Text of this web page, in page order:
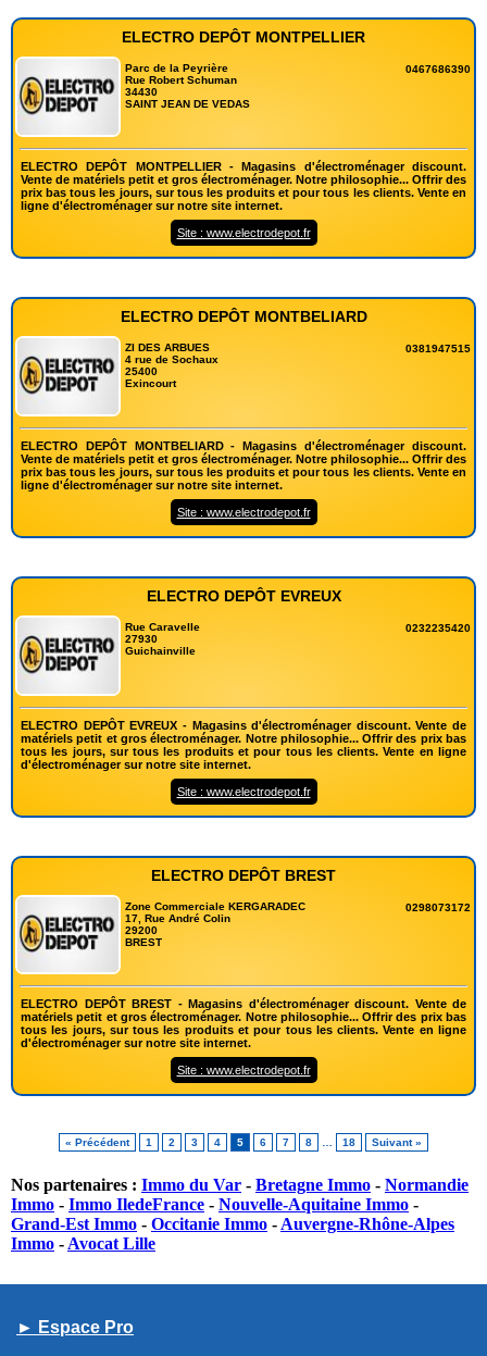
ELECTRO DEPÔT MONTPELLIER
Parc de la Peyrière
Rue Robert Schuman
34430
SAINT JEAN DE VEDAS
0467686390
ELECTRO DEPÔT MONTPELLIER - Magasins d'électroménager discount.
Vente de matériels petit et gros électroménager. Notre philosophie... Offrir des
prix bas tous les jours, sur tous les produits et pour tous les clients. Vente en
ligne d'électroménager sur notre site internet.
Site : www.electrodepot.fr
ELECTRO DEPÔT MONTBELIARD
ZI DES ARBUES
4 rue de Sochaux
25400
Exincourt
0381947515
ELECTRO DEPÔT MONTBELIARD - Magasins d'électroménager discount.
Vente de matériels petit et gros électroménager. Notre philosophie... Offrir des
prix bas tous les jours, sur tous les produits et pour tous les clients. Vente en
ligne d'électroménager sur notre site internet.
Site : www.electrodepot.fr
ELECTRO DEPÔT EVREUX
Rue Caravelle
27930
Guichainville
0232235420
ELECTRO DEPÔT EVREUX - Magasins d'électroménager discount. Vente de
matériels petit et gros électroménager. Notre philosophie... Offrir des prix bas
tous les jours, sur tous les produits et pour tous les clients. Vente en ligne
d'électroménager sur notre site internet.
Site : www.electrodepot.fr
ELECTRO DEPÔT BREST
Zone Commerciale KERGARADEC
17, Rue André Colin
29200
BREST
0298073172
ELECTRO DEPÔT BREST - Magasins d'électroménager discount. Vente de
matériels petit et gros électroménager. Notre philosophie... Offrir des prix bas
tous les jours, sur tous les produits et pour tous les clients. Vente en ligne
d'électroménager sur notre site internet.
Site : www.electrodepot.fr
« Précédent 1 2 3 4 5 6 7 8 … 18 Suivant »
Nos partenaires : Immo du Var - Bretagne Immo - Normandie
Immo - Immo IledeFrance - Nouvelle-Aquitaine Immo -
Grand-Est Immo - Occitanie Immo -Auvergne-Rhône-Alpes
Immo -Avocat Lille
► Espace Pro